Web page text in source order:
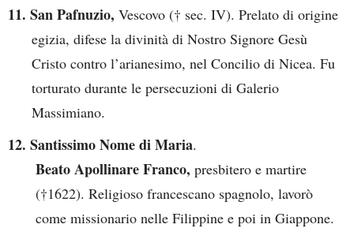
11. San Pafnuzio, Vescovo († sec. IV). Prelato di origine
egizia, difese la divinità di Nostro Signore Gesù
Cristo contro l’arianesimo, nel Concilio di Nicea. Fu
torturato durante le persecuzioni di Galerio
Massimiano.
12. Santissimo Nome di Maria.
Beato Apollinare Franco, presbitero e martire
(†1622). Religioso francescano spagnolo, lavorò
come missionario nelle Filippine e poi in Giappone.